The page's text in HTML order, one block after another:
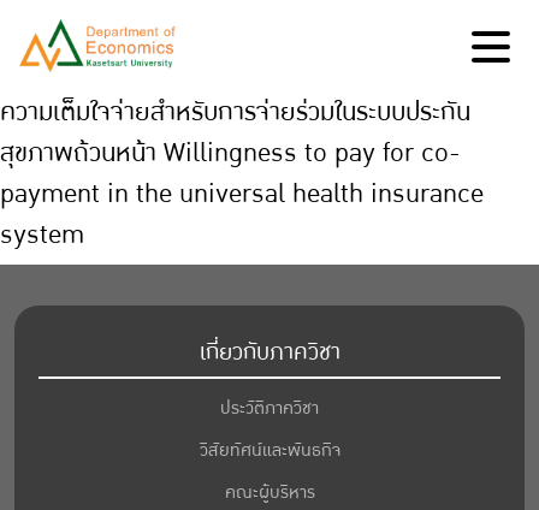
ความเต็มใจจ่ายสำหรับการจ่ายร่วมในระบบประกัน
สุขภาพถ้วนหน้า Willingness to pay for co-
payment in the universal health insurance
system
เกี่ยวกับภาควิชา
ประวัติภาควิชา
วิสัยทัศน์และพันธกิจ
คณะผู้บริหาร